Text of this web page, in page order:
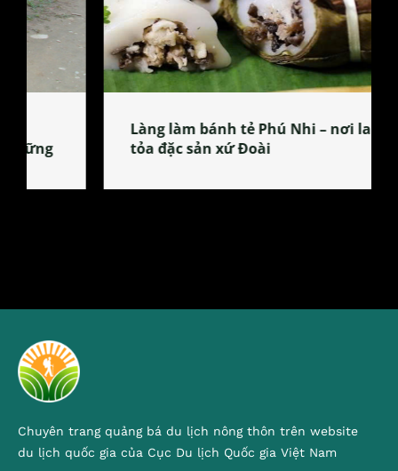
Làng làm bánh tẻ Phú Nhi – nơi lan
tỏa đặc sản xứ Đoài
Chuyên trang quảng bá du lịch nông thôn trên website
du lịch quốc gia của Cục Du lịch Quốc gia Việt Nam